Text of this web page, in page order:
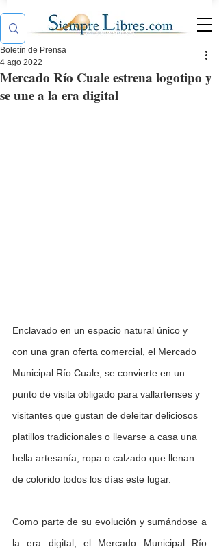
Mercado Río Cuale estrena logotipo y
se une a la era digital
Boletín de Prensa
4 ago 2022
Enclavado en un espacio natural único y
con una gran oferta comercial, el Mercado
Municipal Río Cuale, se convierte en un
punto de visita obligado para vallartenses y
visitantes que gustan de deleitar deliciosos
platillos tradicionales o llevarse a casa una
bella artesanía, ropa o calzado que llenan
de colorido todos los días este lugar.
Como parte de su evolución y sumándose a
la era digital, el Mercado Municipal Río